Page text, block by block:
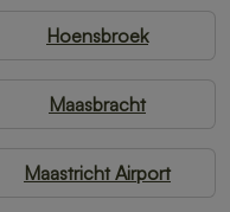
Hoensbroek
Maasbracht
Maastricht Airport